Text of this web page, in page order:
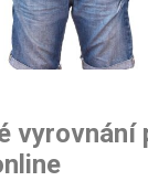
vyrovnání